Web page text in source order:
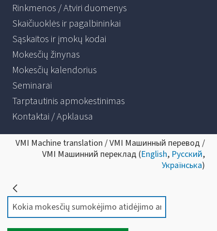
Rinkmenos / Atviri duomenys
Skaičiuoklės ir pagalbininkai
Sąskaitos ir įmokų kodai
Mokesčių žinynas
Mokesčių kalendorius
Seminarai
Tarptautinis apmokestinimas
Kontaktai / Apklausa
VMI Machine translation / VMI Машинный перевод /
VMI Машинний переклад (English, Русский,
Українська)